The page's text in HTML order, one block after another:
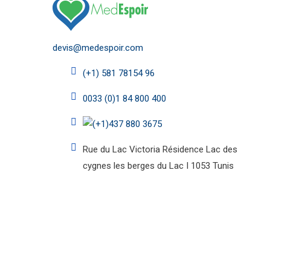
devis@medespoir.com
(+1) 581 78154 96
0033 (0)1 84 800 400
(+1)437 880 3675
Rue du Lac Victoria Résidence Lac des
cygnes les berges du Lac I 1053 Tunis